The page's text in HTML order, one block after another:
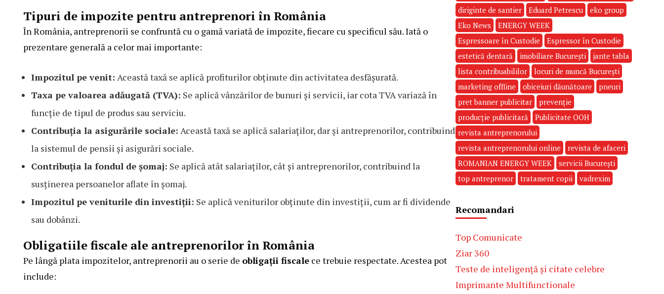
Tipuri de impozite pentru antreprenori în România
În România, antreprenorii se confruntă cu o gamă variată de impozite, fiecare cu specificul său. Iată o
prezentare generală a celor mai importante:
Impozitul pe venit: Această taxă se aplică profiturilor obținute din activitatea desfășurată.
Taxa pe valoarea adăugată (TVA): Se aplică vânzărilor de bunuri și servicii, iar cota TVA variază în
funcție de tipul de produs sau serviciu.
Contribuția la asigurările sociale: Această taxă se aplică salariaților, dar și antreprenorilor, contribuind
la sistemul de pensii și asigurări sociale.
Contribuția la fondul de șomaj: Se aplică atât salariaților, cât și antreprenorilor, contribuind la
susținerea persoanelor aflate în șomaj.
Impozitul pe veniturile din investiții: Se aplică veniturilor obținute din investiții, cum ar fi dividende
sau dobânzi.
Obligatiile fiscale ale antreprenorilor în România
Pe lângă plata impozitelor, antreprenorii au o serie de obligații fiscale ce trebuie respectate. Acestea pot
include:
diriginte de santier
Eduard Petrescu
eko group
Eko News
ENERGY WEEK
Espressoare în Custodie
Espressor în Custodie
estetică dentară
imobiliare București
jante tabla
lista contribuabililor
locuri de muncă București
marketing offline
obiceiuri dăunătoare
pneuri
pret banner publicitar
prevenție
producție publicitară
Publicitate OOH
revista antreprenorului
revista antreprenorului online
revista de afaceri
ROMANIAN ENERGY WEEK
servicii București
top antreprenor
tratament copii vadrexim
Recomandari
Top Comunicate
Ziar 360
Teste de inteligență și citate celebre
Imprimante Multifunctionale